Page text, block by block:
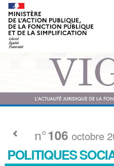
n°106 octobre
POLITIQUES